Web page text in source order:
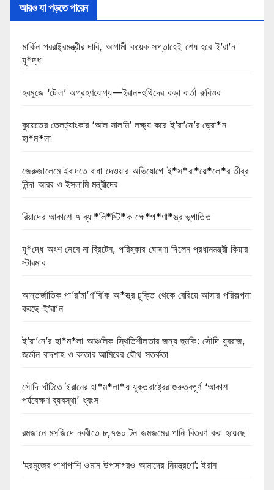
আরও যা পড়তে পারেন
মার্কিন পররাষ্ট্রমন্ত্রীর দাবি, আগামী কয়েক সপ্তাহেই শেষ হবে ই’রা’ন
যু*দ্ধ
হরমুজে ‘টোল’ অগ্রহণযোগ্য—ইরান-হুথিদের কড়া বার্তা রুবিওর
কুয়েতের তেলট্যাংকার ‘আল সালমি’ লক্ষ্য করে ই’রা’নে’র ড্রো*ন
হা*ম*লা
জেরুজালেমে ইবাদতে বাধা দেওয়ার অভিযোগে ই*স*রা*য়ে*লে*র তীব্র
নিন্দা আরব ও ইসলামি মন্ত্রীদের
রিয়াদের আকাশে ৭ ব্যা*লি*স্টি*ক ক্ষে*প*ণা*স্ত্র ভূপাতিত
যু*দ্ধে অংশ নেবে না ব্রিটেন, পরিষ্কার ঘোষণা দিলেন প্রধানমন্ত্রী কিয়ার
স্টারমার
আন্তর্জাতিক পা’র’মা’ণ’বি’ক অ*স্ত্র চুক্তি থেকে বেরিয়ে আসার পরিকল্পনা
করছে ই’রা’ন
ই’রা’নে’র হা*ম*লা আঞ্চলিক স্থিতিশীলতার জন্য হুমকি: সৌদি যুবরাজ,
জর্ডান বাদশাহ ও কাতার আমিরের যৌথ সতর্কতা
সৌদি ঘাঁটিতে ইরানের হা*ম*লা*য় যুক্তরাষ্ট্রের গুরুত্বপূর্ণ ‘আকাশ
পর্যবেক্ষণ ব্যবস্থা’ ধ্বংস
রমজানে মসজিদে নববীতে ৮,৭৬০ টন জমজমের পানি বিতরণ করা হয়েছে
‘হরমুজের পাশাপাশি ওমান উপসাগরও আমাদের নিয়ন্ত্রণে’: ইরান